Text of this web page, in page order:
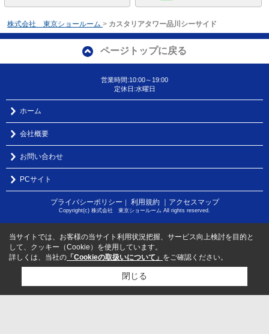
株式会社 東京ショールーム > カスタリアタワー品川シーサイド
ページトップに戻る
営業時間:10:00～19:00
定休日:水曜日
ホーム
会社概要
お問い合わせ
PCサイト
プライバシーポリシー ｜ 利用規約 ｜アクセスマップ
Copyright(c) 株式会社 東京ショールーム All rights reserved.
当サイトでは、お客様の当サイト利用状況把握、サービス向上検討を目的と
して、クッキー（Cookie）を使用しています。
詳しくは、当社の 「Cookieの取扱いについて」 をご確認ください。
閉じる